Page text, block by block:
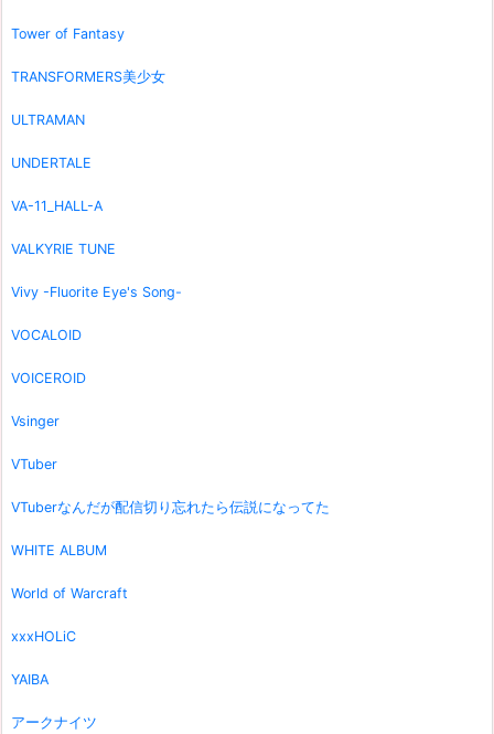
Tower of Fantasy
TRANSFORMERS美少女
ULTRAMAN
UNDERTALE
VA-11_HALL-A
VALKYRIE TUNE
Vivy -Fluorite Eye's Song-
VOCALOID
VOICEROID
Vsinger
VTuber
VTuberなんだが配信切り忘れたら伝説になってた
WHITE ALBUM
World of Warcraft
xxxHOLiC
YAIBA
アークナイツ